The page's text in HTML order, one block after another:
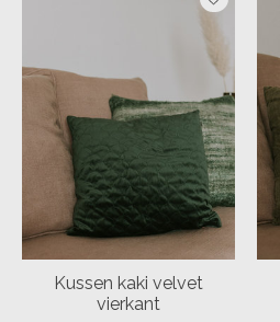
Kussen kaki velvet
vierkant